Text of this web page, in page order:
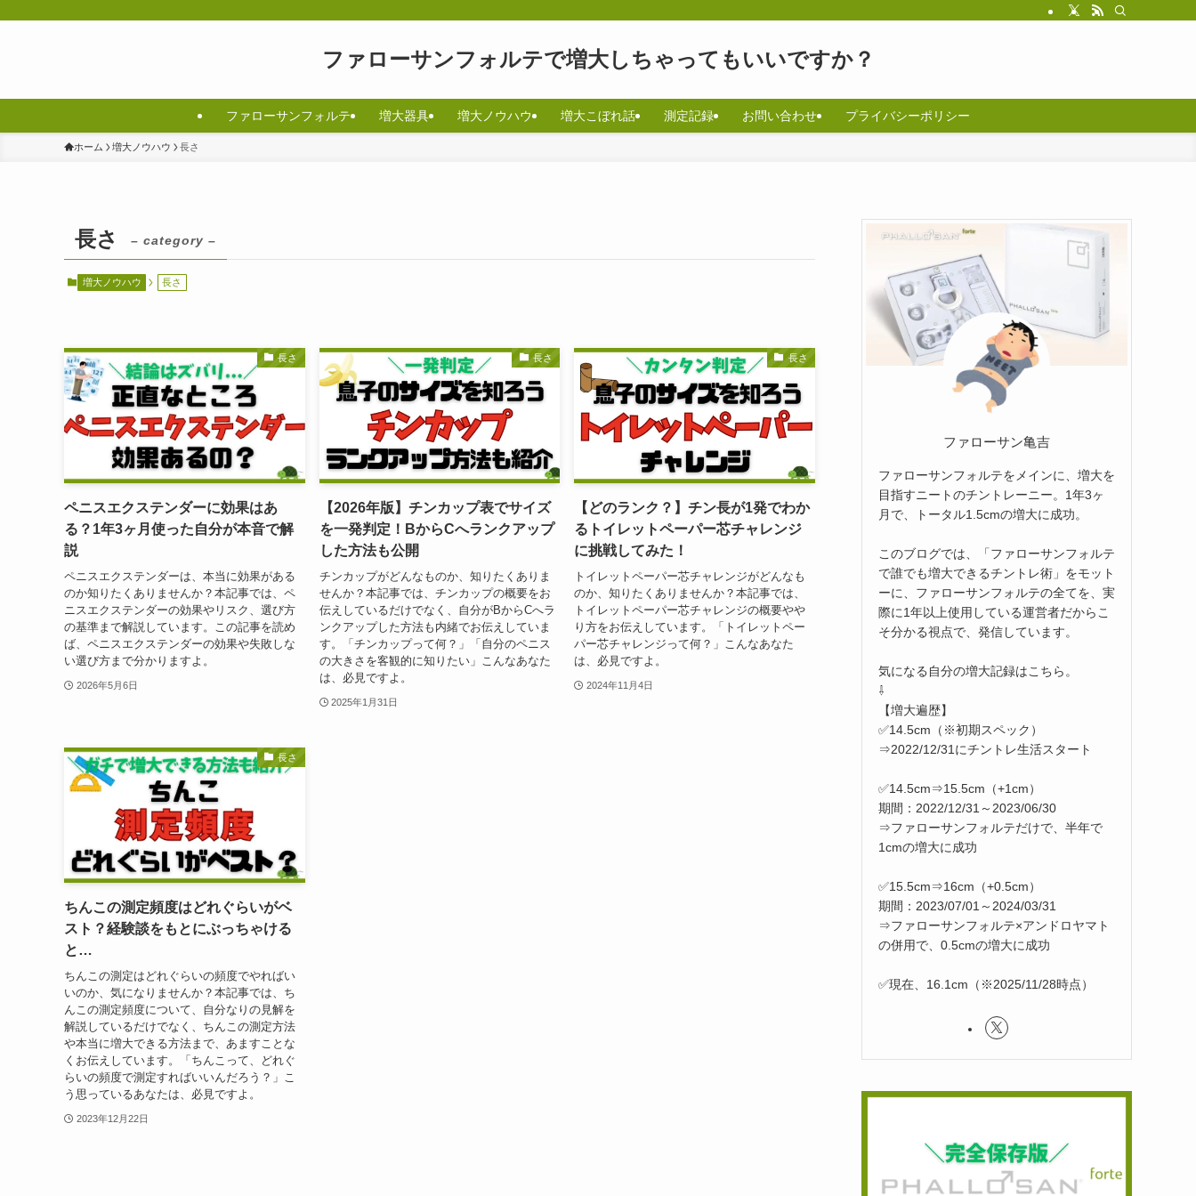
ファローサンフォルテで増大しちゃってもいいですか？
ファローサンフォルテ 増大器具 増大ノウハウ 増大こぼれ話 測定記録 お問い合わせ プライバシーポリシー
ホーム 増大ノウハウ 長さ
長さ – category –
増大ノウハウ 長さ
長さ
ペニスエクステンダーに効果はあ
る？1年3ヶ月使った自分が本音で解
説
ペニスエクステンダーは、本当に効果がある
のか知りたくありませんか？本記事では、ペ
ニスエクステンダーの効果やリスク、選び方
の基準まで解説しています。この記事を読め
ば、ペニスエクステンダーの効果や失敗しな
い選び方まで分かりますよ。
2026年5月6日
長さ
【2026年版】チンカップ表でサイズ
を一発判定！BからCへランクアップ
した方法も公開
チンカップがどんなものか、知りたくありま
せんか？本記事では、チンカップの概要をお
伝えしているだけでなく、自分がBからCへラ
ンクアップした方法も内緒でお伝えしていま
す。「チンカップって何？」「自分のペニス
の大きさを客観的に知りたい」こんなあなた
は、必見ですよ。
2025年1月31日
長さ
【どのランク？】チン長が1発でわか
るトイレットペーパー芯チャレンジ
に挑戦してみた！
トイレットペーパー芯チャレンジがどんなも
のか、知りたくありませんか？本記事では、
トイレットペーパー芯チャレンジの概要やや
り方をお伝えしています。「トイレットペー
パー芯チャレンジって何？」こんなあなた
は、必見ですよ。
2024年11月4日
長さ
ちんこの測定頻度はどれぐらいがベ
スト？経験談をもとにぶっちゃける
と…
ちんこの測定はどれぐらいの頻度でやればい
いのか、気になりませんか？本記事では、ち
んこの測定頻度について、自分なりの見解を
解説しているだけでなく、ちんこの測定方法
や本当に増大できる方法まで、あますことな
くお伝えしています。「ちんこって、どれぐ
らいの頻度で測定すればいいんだろう？」こ
う思っているあなたは、必見ですよ。
2023年12月22日
ファローサン亀吉
ファローサンフォルテをメインに、増大を
目指すニートのチントレーニー。1年3ヶ
月で、トータル1.5cmの増大に成功。
このブログでは、「ファローサンフォルテ
で誰でも増大できるチントレ術」をモット
ーに、ファローサンフォルテの全てを、実
際に1年以上使用している運営者だからこ
そ分かる視点で、発信しています。
気になる自分の増大記録はこちら。
⇩
【増大遍歴】
✅14.5cm（※初期スペック）
⇒2022/12/31にチントレ生活スタート
✅14.5cm⇒15.5cm（+1cm）
期間：2022/12/31～2023/06/30
⇒ファローサンフォルテだけで、半年で
1cmの増大に成功
✅15.5cm⇒16cm（+0.5cm）
期間：2023/07/01～2024/03/31
⇒ファローサンフォルテ×アンドロヤマト
の併用で、0.5cmの増大に成功
✅現在、16.1cm（※2025/11/28時点）